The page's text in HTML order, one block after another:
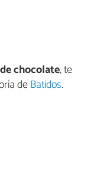
chocolate, te
deBatidos.